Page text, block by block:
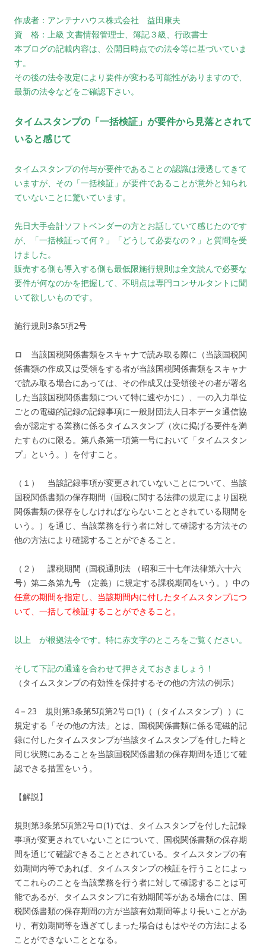
作成者：アンテナハウス株式会社 益田康夫
資 格：上級 文書情報管理士、簿記３級、行政書士
本ブログの記載内容は、公開日時点での法令等に基づいていま
す。
その後の法令改定により要件が変わる可能性がありますので、
最新の法令などをご確認下さい。
タイムスタンプの「一括検証」が要件から見落とされて
いると感じて
タイムスタンプの付与が要件であることの認識は浸透してきて
いますが、その「一括検証」が要件であることが意外と知られ
ていないことに驚いています。
先日大手会計ソフトベンダーの方とお話していて感じたのです
が、「一括検証って何？」「どうして必要なの？」と質問を受
けました。
販売する側も導入する側も最低限施行規則は全文読んで必要な
要件が何なのかを把握して、不明点は専門コンサルタントに聞
いて欲しいものです。
施行規則3条5項2号
ロ 当該国税関係書類をスキャナで読み取る際に（当該国税関
係書類の作成又は受領をする者が当該国税関係書類をスキャナ
で読み取る場合にあっては、その作成又は受領後その者が署名
した当該国税関係書類について特に速やかに）、一の入力単位
ごとの電磁的記録の記録事項に一般財団法人日本データ通信協
会が認定する業務に係るタイムスタンプ（次に掲げる要件を満
たすものに限る。第八条第一項第一号において「タイムスタン
プ」という。）を付すこと。
（１） 当該記録事項が変更されていないことについて、当該
国税関係書類の保存期間（国税に関する法律の規定により国税
関係書類の保存をしなければならないこととされている期間を
いう。）を通じ、当該業務を行う者に対して確認する方法その
他の方法により確認することができること。
（２） 課税期間（国税通則法 （昭和三十七年法律第六十六
号）第二条第九号 （定義）に規定する課税期間をいう。）中の
任意の期間を指定し、当該期間内に付したタイムスタンプにつ
いて、一括して検証することができること。
以上 が根拠法令です。特に赤文字のところをご覧ください。
そして下記の通達を合わせて押さえておきましょう！
（タイムスタンプの有効性を保持するその他の方法の例示）
4－23 規則第3条第5項第2号ロ(1)（（タイムスタンプ））に
規定する「その他の方法」とは、国税関係書類に係る電磁的記
録に付したタイムスタンプが当該タイムスタンプを付した時と
同じ状態にあることを当該国税関係書類の保存期間を通じて確
認できる措置をいう。
【解説】
規則第3条第5項第2号ロ(1)では、タイムスタンプを付した記録
事項が変更されていないことについて、国税関係書類の保存期
間を通じて確認できることとされている。タイムスタンプの有
効期間内等であれば、タイムスタンプの検証を行うことによっ
てこれらのことを当該業務を行う者に対して確認することは可
能であるが、タイムスタンプに有効期間等がある場合には、国
税関係書類の保存期間の方が当該有効期間等より長いことがあ
り、有効期間等を過ぎてしまった場合はもはやその方法による
ことができないこととなる。